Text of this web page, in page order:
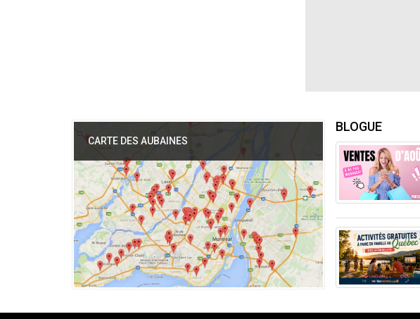
CARTE DES AUBAINES
BLOGUE